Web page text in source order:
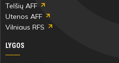
Telšių AFF
Utenos AFF
Vilniaus RFS
LYGOS